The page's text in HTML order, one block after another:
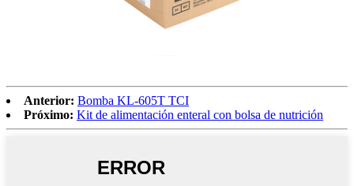
Anterior: Bomba KL-605T TCI
Próximo: Kit de alimentación enteral con bolsa de nutrición